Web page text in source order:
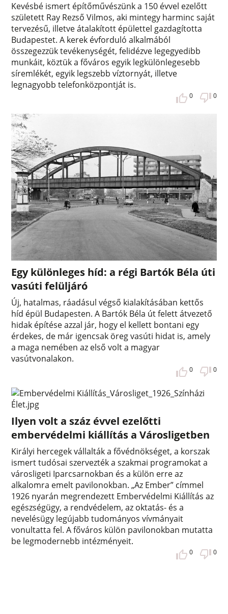
Kevésbé ismert építőművészünk a 150 évvel ezelőtt
született Ray Rezső Vilmos, aki mintegy harminc saját
tervezésű, illetve átalakított épülettel gazdagította
Budapestet. A kerek évforduló alkalmából
összegezzük tevékenységét, felidézve legegyedibb
munkáit, köztük a főváros egyik legkülönlegesebb
síremlékét, egyik legszebb víztornyát, illetve
legnagyobb telefonközpontját is.
0 0
Egy különleges híd: a régi Bartók Béla úti
vasúti felüljáró
Új, hatalmas, ráadásul végső kialakításában kettős
híd épül Budapesten. A Bartók Béla út felett átvezető
hidak építése azzal jár, hogy el kellett bontani egy
érdekes, de már igencsak öreg vasúti hidat is, amely
a maga nemében az első volt a magyar
vasútvonalakon.
0 0
Ilyen volt a száz évvel ezelőtti
embervédelmi kiállítás a Városligetben
Királyi hercegek vállalták a fővédnökséget, a korszak
ismert tudósai szervezték a szakmai programokat a
városligeti Iparcsarnokban és a külön erre az
alkalomra emelt pavilonokban. „Az Ember” címmel
1926 nyarán megrendezett Embervédelmi Kiállítás az
egészségügy, a rendvédelem, az oktatás- és a
nevelésügy legújabb tudományos vívmányait
vonultatta fel. A főváros külön pavilonokban mutatta
be legmodernebb intézményeit.
0 0